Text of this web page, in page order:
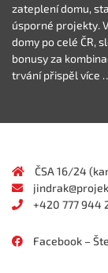
zateplení domu,
úsporné projekty.
domy po celé ČR,
bonusy za
trvání přispěl více
ČSA 16/24
+420 777 944
Facebook –